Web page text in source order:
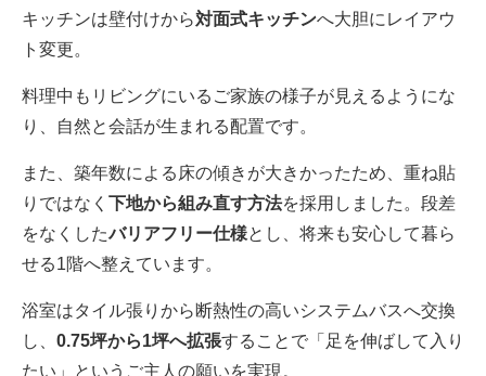
キッチンは壁付けから対面式キッチンへ大胆にレイアウ
ト変更。
料理中もリビングにいるご家族の様子が見えるようにな
り、自然と会話が生まれる配置です。
また、築年数による床の傾きが大きかったため、重ね貼
りではなく 下地から組み直す方法を採用しました。段差
をなくしたバリアフリー仕様とし、将来も安心して暮ら
せる1階へ整えています。
浴室はタイル張りから断熱性の高いシステムバスへ交換
し、 0.75坪から1坪へ拡張することで「足を伸ばして入り
たい」というご主人の願いを実現。